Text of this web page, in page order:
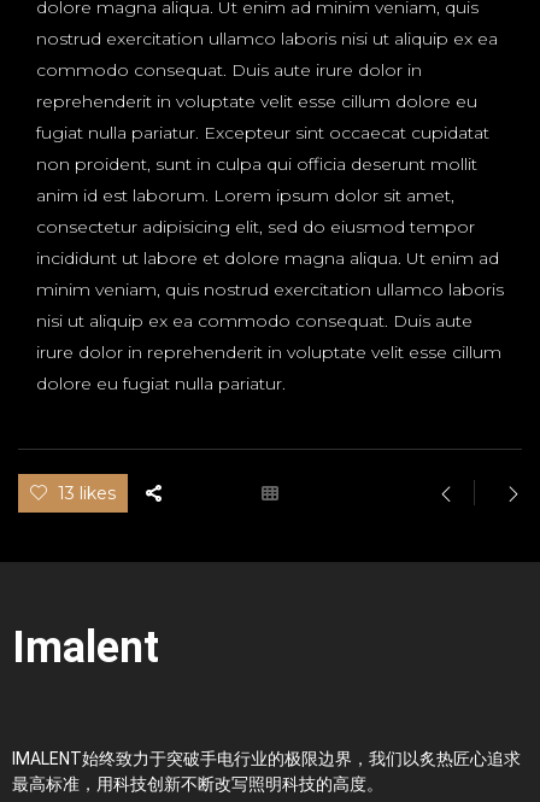
dolore magna aliqua. Ut enim ad minim veniam, quis
nostrud exercitation ullamco laboris nisi ut aliquip ex ea
commodo consequat. Duis aute irure dolor in
reprehenderit in voluptate velit esse cillum dolore eu
fugiat nulla pariatur. Excepteur sint occaecat cupidatat
non proident, sunt in culpa qui officia deserunt mollit
anim id est laborum. Lorem ipsum dolor sit amet,
consectetur adipisicing elit, sed do eiusmod tempor
incididunt ut labore et dolore magna aliqua. Ut enim ad
minim veniam, quis nostrud exercitation ullamco laboris
nisi ut aliquip ex ea commodo consequat. Duis aute
irure dolor in reprehenderit in voluptate velit esse cillum
dolore eu fugiat nulla pariatur.
13 likes
Imalent
IMALENT始终致力于突破手电行业的极限边界，我们以炙热匠心追求
最高标准，用科技创新不断改写照明科技的高度。